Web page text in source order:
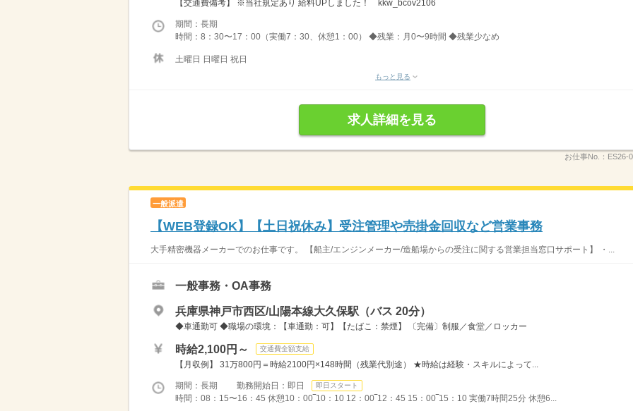
【交通費備考】 ※当社規定あり 給料UPしました！ kkw_bcov2106
期間：長期
時間：8：30〜17：00（実働7：30、休憩1：00） ◆残業：月0〜9時間 ◆残業少なめ
土曜日 日曜日 祝日
もっと見る
求人詳細を見る
お仕事No.： ES26-
一般派遣
【WEB登録OK】【土日祝休み】受注管理や売掛金回収など営業事務
大手精密機器メーカーでのお仕事です。 【船主/エンジンメーカー/造船場からの受注に関する営業担当窓口サポート】 ・...
一般事務・OA事務
兵庫県神戸市西区/山陽本線大久保駅（バス 20分）
◆車通勤可 ◆職場の環境：【車通勤：可】【たばこ：禁煙】 〔完備〕制服／食堂／ロッカー
時給2,100円～ 交通費全額支給
【月収例】 31万800円＝時給2100円×148時間（残業代別途） ★時給は経験・スキルによって...
期間：長期 勤務開始日：即日 即日スタート
時間：08：15〜16：45 休憩10：00‾10：10 12：00‾12：45 15：00‾15：10 実働7時間25分 休憩6...